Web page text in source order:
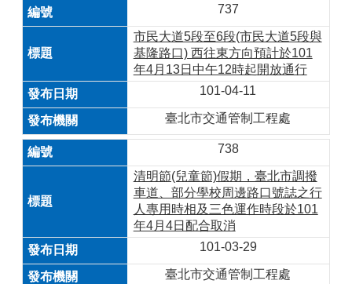
737
市民大道5段至6段(市民大道5段與
基隆路口) 西往東方向預計於101
年4月13日中午12時起開放通行
101-04-11
臺北市交通管制工程處
738
清明節(兒童節)假期，臺北市調撥
車道、部分學校周邊路口號誌之行
人專用時相及三色運作時段於101
年4月4日配合取消
101-03-29
臺北市交通管制工程處